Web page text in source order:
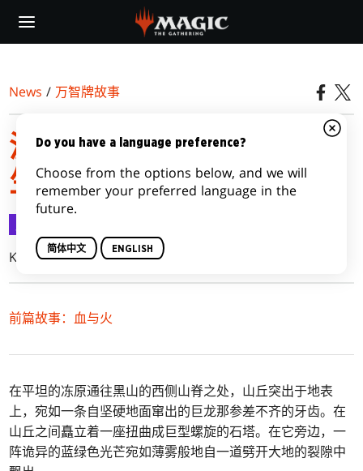
main
News / 万智牌故事
波拉斯编年史：熟悉的陌
生人
Kate Elliott
前篇故事：血与火
在平坦的冻原通往黑山的西侧山脊之处，山丘突出于地表
上，宛如一条自坚硬地面窜出的巨龙那参差不齐的牙齿。在
山丘之间矗立着一座扭曲成巨型螺旋的石塔。在它旁边，一
阵诡异的蓝绿色光芒宛如薄雾般地自一道劈开大地的裂隙中
Do you have a language preference?
Choose from the options below, and we will
remember your preferred language in the
future.
简体中文 ENGLISH